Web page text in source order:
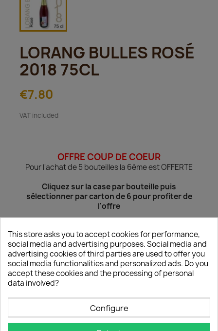
LORANG BULLES ROSÉ
2018 75CL
€7.80
VAT included
OFFRE COUP DE COEUR
Pour l'achat de 5 bouteilles la 6ème est OFFERTE
Cliquez sur la case par bouteille puis
sélectionner par carton de 6 pour profiter de
l'offre
Conditionnement: Par Bouteille
Quantity
ADD TO BASKET
This store asks you to accept cookies for performance,
social media and advertising purposes. Social media and
advertising cookies of third parties are used to offer you
social media functionalities and personalized ads. Do you
accept these cookies and the processing of personal
data involved?
Configure